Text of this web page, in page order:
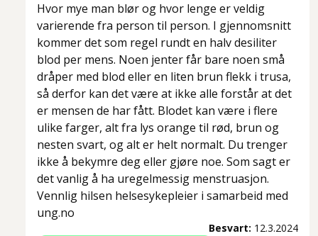
Hvor mye man blør og hvor lenge er veldig
varierende fra person til person. I gjennomsnitt
kommer det som regel rundt en halv desiliter
blod per mens. Noen jenter får bare noen små
dråper med blod eller en liten brun flekk i trusa,
så derfor kan det være at ikke alle forstår at det
er mensen de har fått. Blodet kan være i flere
ulike farger, alt fra lys orange til rød, brun og
nesten svart, og alt er helt normalt. Du trenger
ikke å bekymre deg eller gjøre noe. Som sagt er
det vanlig å ha uregelmessig menstruasjon.
Vennlig hilsen helsesykepleier i samarbeid med
ung.no
Besvart: 12.3.2024